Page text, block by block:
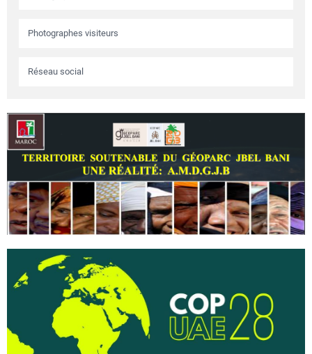
Photographes visiteurs
Réseau social